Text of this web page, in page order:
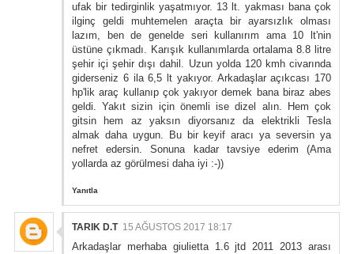
ufak bir tedirginlik yaşatmıyor. 13 lt. yakması bana çok
ilginç geldi muhtemelen araçta bir ayarsızlık olması
lazım, ben de genelde seri kullanırım ama 10 lt'nin
üstüne çıkmadı. Karışık kullanımlarda ortalama 8.8 litre
şehir içi şehir dışı dahil. Uzun yolda 120 kmh civarında
giderseniz 6 ila 6,5 lt yakıyor. Arkadaşlar açıkcası 170
hp'lik araç kullanıp çok yakıyor demek bana biraz abes
geldi. Yakıt sizin için önemli ise dizel alın. Hem çok
gitsin hem az yaksın diyorsanız da elektrikli Tesla
almak daha uygun. Bu bir keyif aracı ya seversin ya
nefret edersin. Sonuna kadar tavsiye ederim (Ama
yollarda az görülmesi daha iyi :-))
Yanıtla
TARIK D.T 15 AĞUSTOS 2017 18:17
Arkadaşlar merhaba giulietta 1.6 jtd 2011 2013 arası